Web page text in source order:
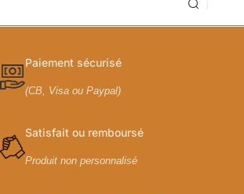
Paiement sécurisé
(CB, Visa ou Paypal)
Satisfait ou remboursé
Produit non personnalisé